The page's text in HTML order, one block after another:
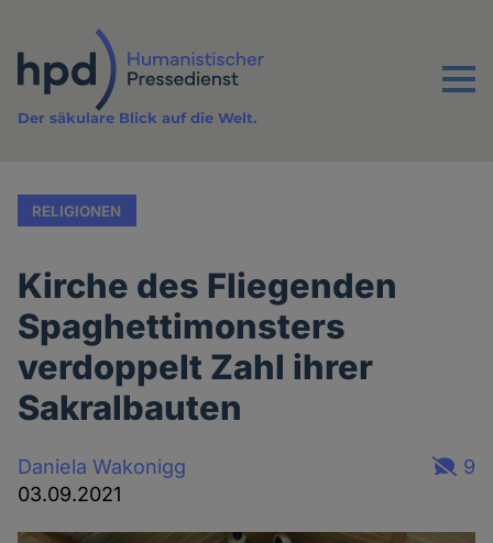
Inhalt
Menu
Der säkulare Blick auf die Welt.
RELIGIONEN
Kirche des Fliegenden
Spaghettimonsters
verdoppelt Zahl ihrer
Sakralbauten
Daniela Wakonigg
03.09.2021
9